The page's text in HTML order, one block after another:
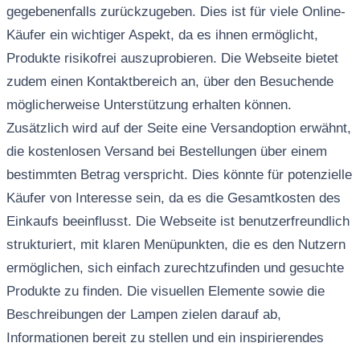
gegebenenfalls zurückzugeben. Dies ist für viele Online-
Käufer ein wichtiger Aspekt, da es ihnen ermöglicht,
Produkte risikofrei auszuprobieren. Die Webseite bietet
zudem einen Kontaktbereich an, über den Besuchende
möglicherweise Unterstützung erhalten können.
Zusätzlich wird auf der Seite eine Versandoption erwähnt,
die kostenlosen Versand bei Bestellungen über einem
bestimmten Betrag verspricht. Dies könnte für potenzielle
Käufer von Interesse sein, da es die Gesamtkosten des
Einkaufs beeinflusst. Die Webseite ist benutzerfreundlich
strukturiert, mit klaren Menüpunkten, die es den Nutzern
ermöglichen, sich einfach zurechtzufinden und gesuchte
Produkte zu finden. Die visuellen Elemente sowie die
Beschreibungen der Lampen zielen darauf ab,
Informationen bereit zu stellen und ein inspirierendes